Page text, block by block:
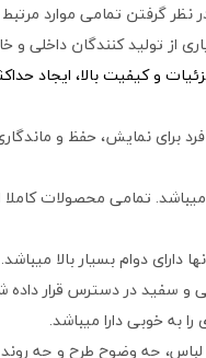
گرفتن تمامی موارد
تولید کنندگان داخلی و
و کیفیت بالا، ایجاد
برای نمایش، حفظ و
تمامی محصولات
دوام بسیار بالا میباشد.
و سفید در دسترس قرار
به خوبی دارا میباشد.
چه وضوح طرح و چه روند